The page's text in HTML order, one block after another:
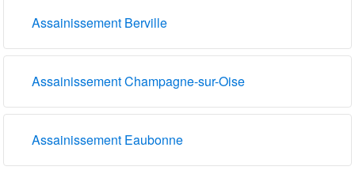
Assainissement Berville
Assainissement Champagne-sur-Oise
Assainissement Eaubonne